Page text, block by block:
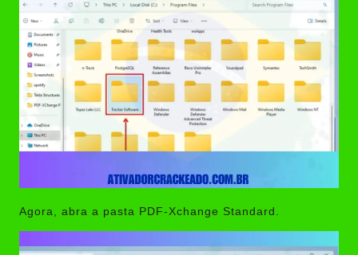
Agora, abra a pasta PDF-Xchange Standard.